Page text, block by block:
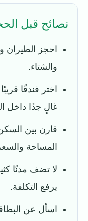
نصائح قبل
احجز الطيران
والشتاء.
اختر فندقًا
غالٍ جدًا داخل
قارن بين
المساحة
لا تضف مدنًا
يرفع التكلفة.
اسأل عن